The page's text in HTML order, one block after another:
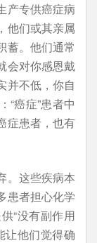
产专供癌症病
他们或其亲属
蓄。他们通常
会对你感恩戴
并不低，你自
“癌症”患者中
症患者，也有
。这些疾病本
患者担心化学
“没有副作用
让他们觉得确